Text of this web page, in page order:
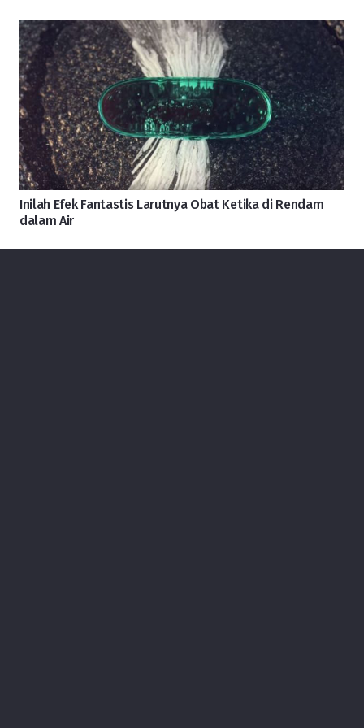
Inilah Efek Fantastis Larutnya Obat Ketika di Rendam
dalam Air